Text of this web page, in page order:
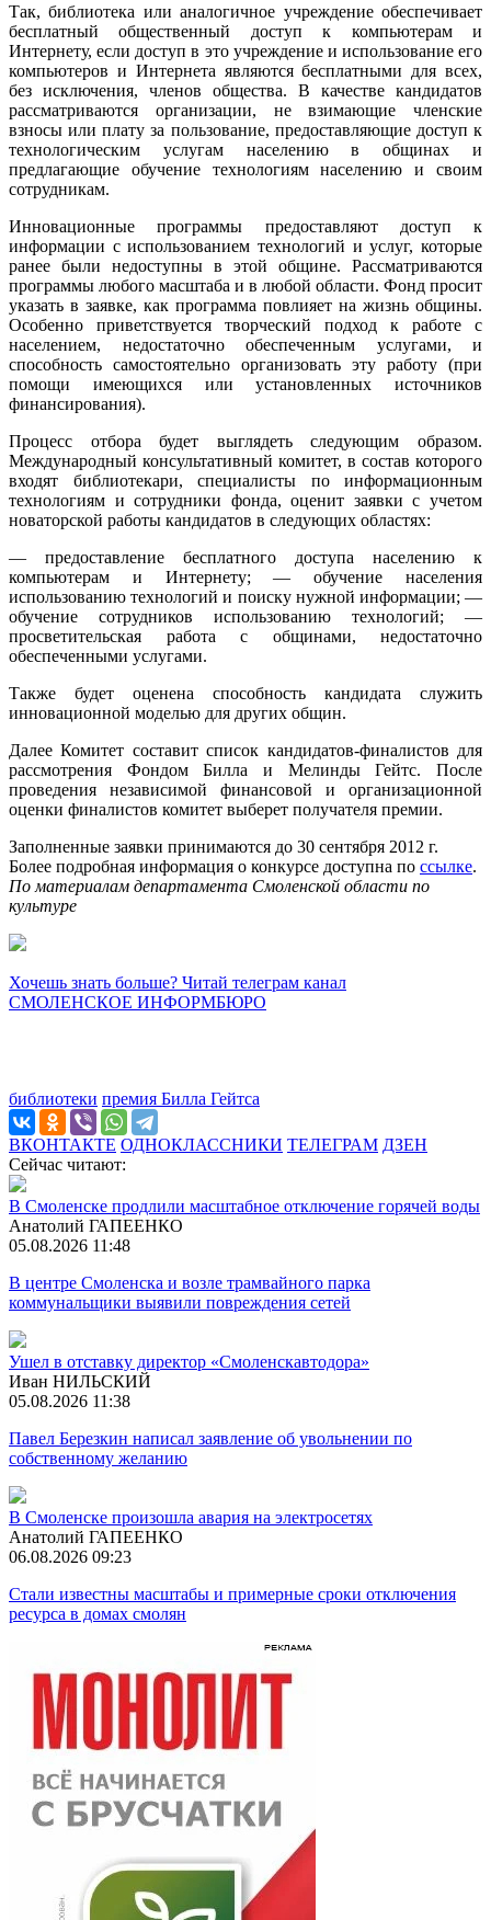
Так, библиотека или аналогичное учреждение обеспечивает
бесплатный общественный доступ к компьютерам и
Интернету, если доступ в это учреждение и использование его
компьютеров и Интернета являются бесплатными для всех,
без исключения, членов общества. В качестве кандидатов
рассматриваются организации, не взимающие членские
взносы или плату за пользование, предоставляющие доступ к
технологическим услугам населению в общинах и
предлагающие обучение технологиям населению и своим
сотрудникам.
Инновационные программы предоставляют доступ к
информации с использованием технологий и услуг, которые
ранее были недоступны в этой общине. Рассматриваются
программы любого масштаба и в любой области. Фонд просит
указать в заявке, как программа повлияет на жизнь общины.
Особенно приветствуется творческий подход к работе с
населением, недостаточно обеспеченным услугами, и
способность самостоятельно организовать эту работу (при
помощи имеющихся или установленных источников
финансирования).
Процесс отбора будет выглядеть следующим образом.
Международный консультативный комитет, в состав которого
входят библиотекари, специалисты по информационным
технологиям и сотрудники фонда, оценит заявки с учетом
новаторской работы кандидатов в следующих областях:
— предоставление бесплатного доступа населению к
компьютерам и Интернету; — обучение населения
использованию технологий и поиску нужной информации; —
обучение сотрудников использованию технологий; —
просветительская работа с общинами, недостаточно
обеспеченными услугами.
Также будет оценена способность кандидата служить
инновационной моделью для других общин.
Далее Комитет составит список кандидатов-финалистов для
рассмотрения Фондом Билла и Мелинды Гейтс. После
проведения независимой финансовой и организационной
оценки финалистов комитет выберет получателя премии.
Заполненные заявки принимаются до 30 сентября 2012 г.
Более подробная информация о конкурсе доступна по ссылке.
По материалам департамента Смоленской области по
культуре
Хочешь знать больше? Читай телеграм канал
СМОЛЕНСКОЕ ИНФОРМБЮРО
библиотеки премия Билла Гейтса
ВКОНТАКТЕ ОДНОКЛАССНИКИ ТЕЛЕГРАМ ДЗЕН
Сейчас читают:
В Смоленске продлили масштабное отключение горячей воды
Анатолий ГАПЕЕНКО
05.08.2026 11:48
В центре Смоленска и возле трамвайного парка
коммунальщики выявили повреждения сетей
Ушел в отставку директор «Смоленскавтодора»
Иван НИЛЬСКИЙ
05.08.2026 11:38
Павел Березкин написал заявление об увольнении по
собственному желанию
В Смоленске произошла авария на электросетях
Анатолий ГАПЕЕНКО
06.08.2026 09:23
Стали известны масштабы и примерные сроки отключения
ресурса в домах смолян